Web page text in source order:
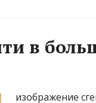
в
изображение